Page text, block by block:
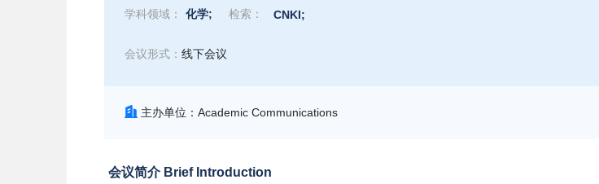
学科领域： 化学; 检索： CNKI;
会议形式： 线下会议
主办单位：Academic Communications
会议简介 Brief Introduction